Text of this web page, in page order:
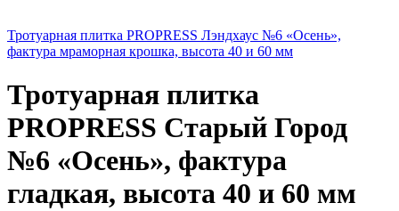
Тротуарная плитка PROPRESS Лэндхаус №6 «Осень»,
фактура мраморная крошка, высота 40 и 60 мм
Тротуарная плитка
PROPRESS Старый Город
№6 «Осень», фактура
гладкая, высота 40 и 60 мм